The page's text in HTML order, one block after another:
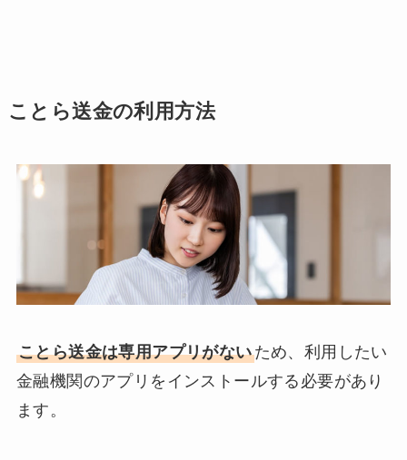
ことら送金の利用方法
ことら送金は専用アプリがないため、利用したい
金融機関のアプリをインストールする必要があり
ます。